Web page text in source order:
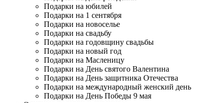
Подарки на юбилей
Подарки на 1 сентября
Подарки на новоселье
Подарки на свадьбу
Подарки на годовщину свадьбы
Подарки на новый год
Подарки на Масленицу
Подарки на День святого Валентина
Подарки на День защитника Отечества
Подарки на международный женский день
Подарки на День Победы 9 мая